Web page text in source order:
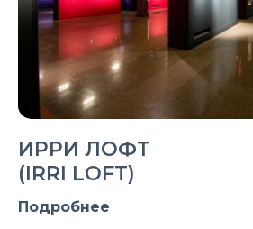
ИРРИ ЛОФТ
(IRRI LOFT)
Подробнее